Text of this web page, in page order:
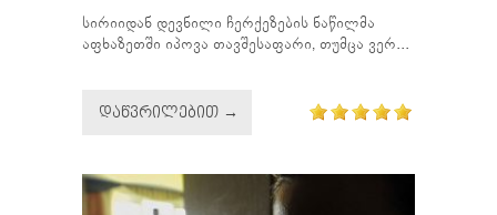
სირიიდან დევნილი ჩერქეზების ნაწილმა
აფხაზეთში იპოვა თავშესაფარი, თუმცა ვერ...
ᲓᲐᲬᲕᲠᲘᲚᲔᲑᲘᲗ →